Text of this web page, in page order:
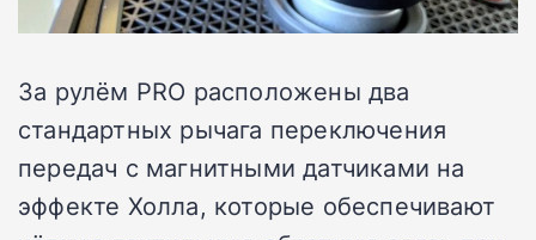
За рулём PRO расположены два
стандартных рычага переключения
передач с магнитными датчиками на
эффекте Холла, которые обеспечивают